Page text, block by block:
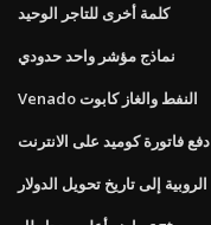
كلمة أخرى للتاجر الوحيد
نماذج مؤشر واحد حدودي
Venado النفط والغاز كابوت
دفع فاتورة كوميد على الانترنت
الروبية إلى تاريخ تحويل الدولار